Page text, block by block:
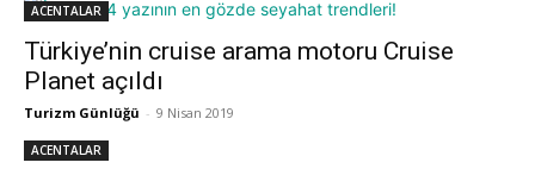
ACENTALAR
Türkiye’nin cruise arama motoru Cruise
Planet açıldı
Turizm Günlüğü - 9 Nisan 2019
ACENTALAR